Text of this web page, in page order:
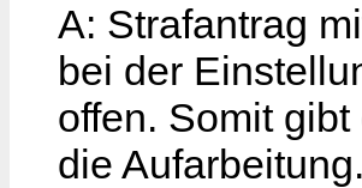
A: Strafantrag
bei der
offen. Somit
die Aufarbeitung.